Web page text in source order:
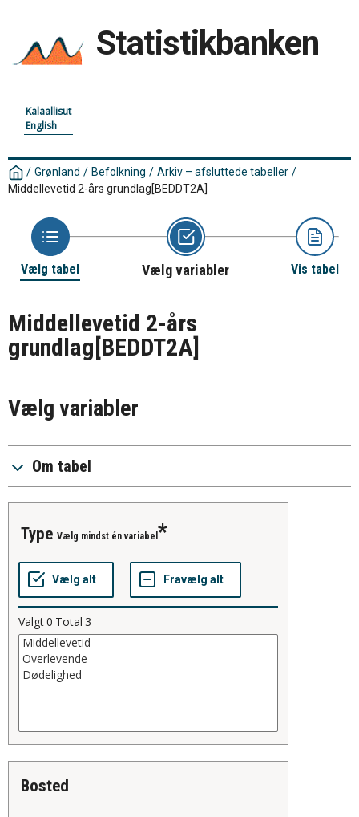
Statistikbanken
Kalaallisut
English
/ Grønland / Befolkning / Arkiv – afsluttede tabeller /
Middellevetid 2-års grundlag[BEDDT2A]
Vælg tabel Vælg variabler Vis tabel
Middellevetid 2-års
grundlag [BEDDT2A]
Vælg variabler
Om tabel
type Vælg mindst én variabel
Valgt0 Total 3
bosted